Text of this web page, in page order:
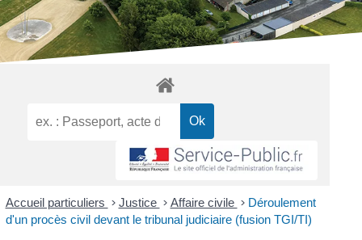
Accueil particuliers > Justice > Affaire civile > Déroulement
d'un procès civil devant le tribunal judiciaire (fusion TGI/TI)